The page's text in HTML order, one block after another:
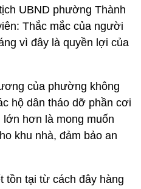
UBND phường Thành
Thắc mắc của người
vì đây là quyền lợi của
của phường không
hộ dân tháo dỡ phần cơi
hơn là mong muốn
khu nhà, đảm bảo an
tồn tại từ cách đây hàng